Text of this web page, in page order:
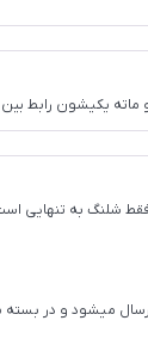
یکیشون رابط بین
فقط شلنگ به تنهایی
میشود و در